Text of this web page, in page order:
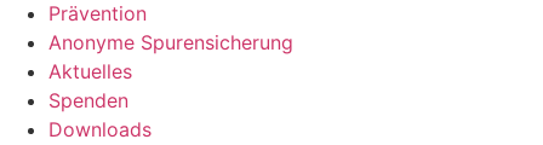
Prävention
Anonyme Spurensicherung
Aktuelles
Spenden
Downloads